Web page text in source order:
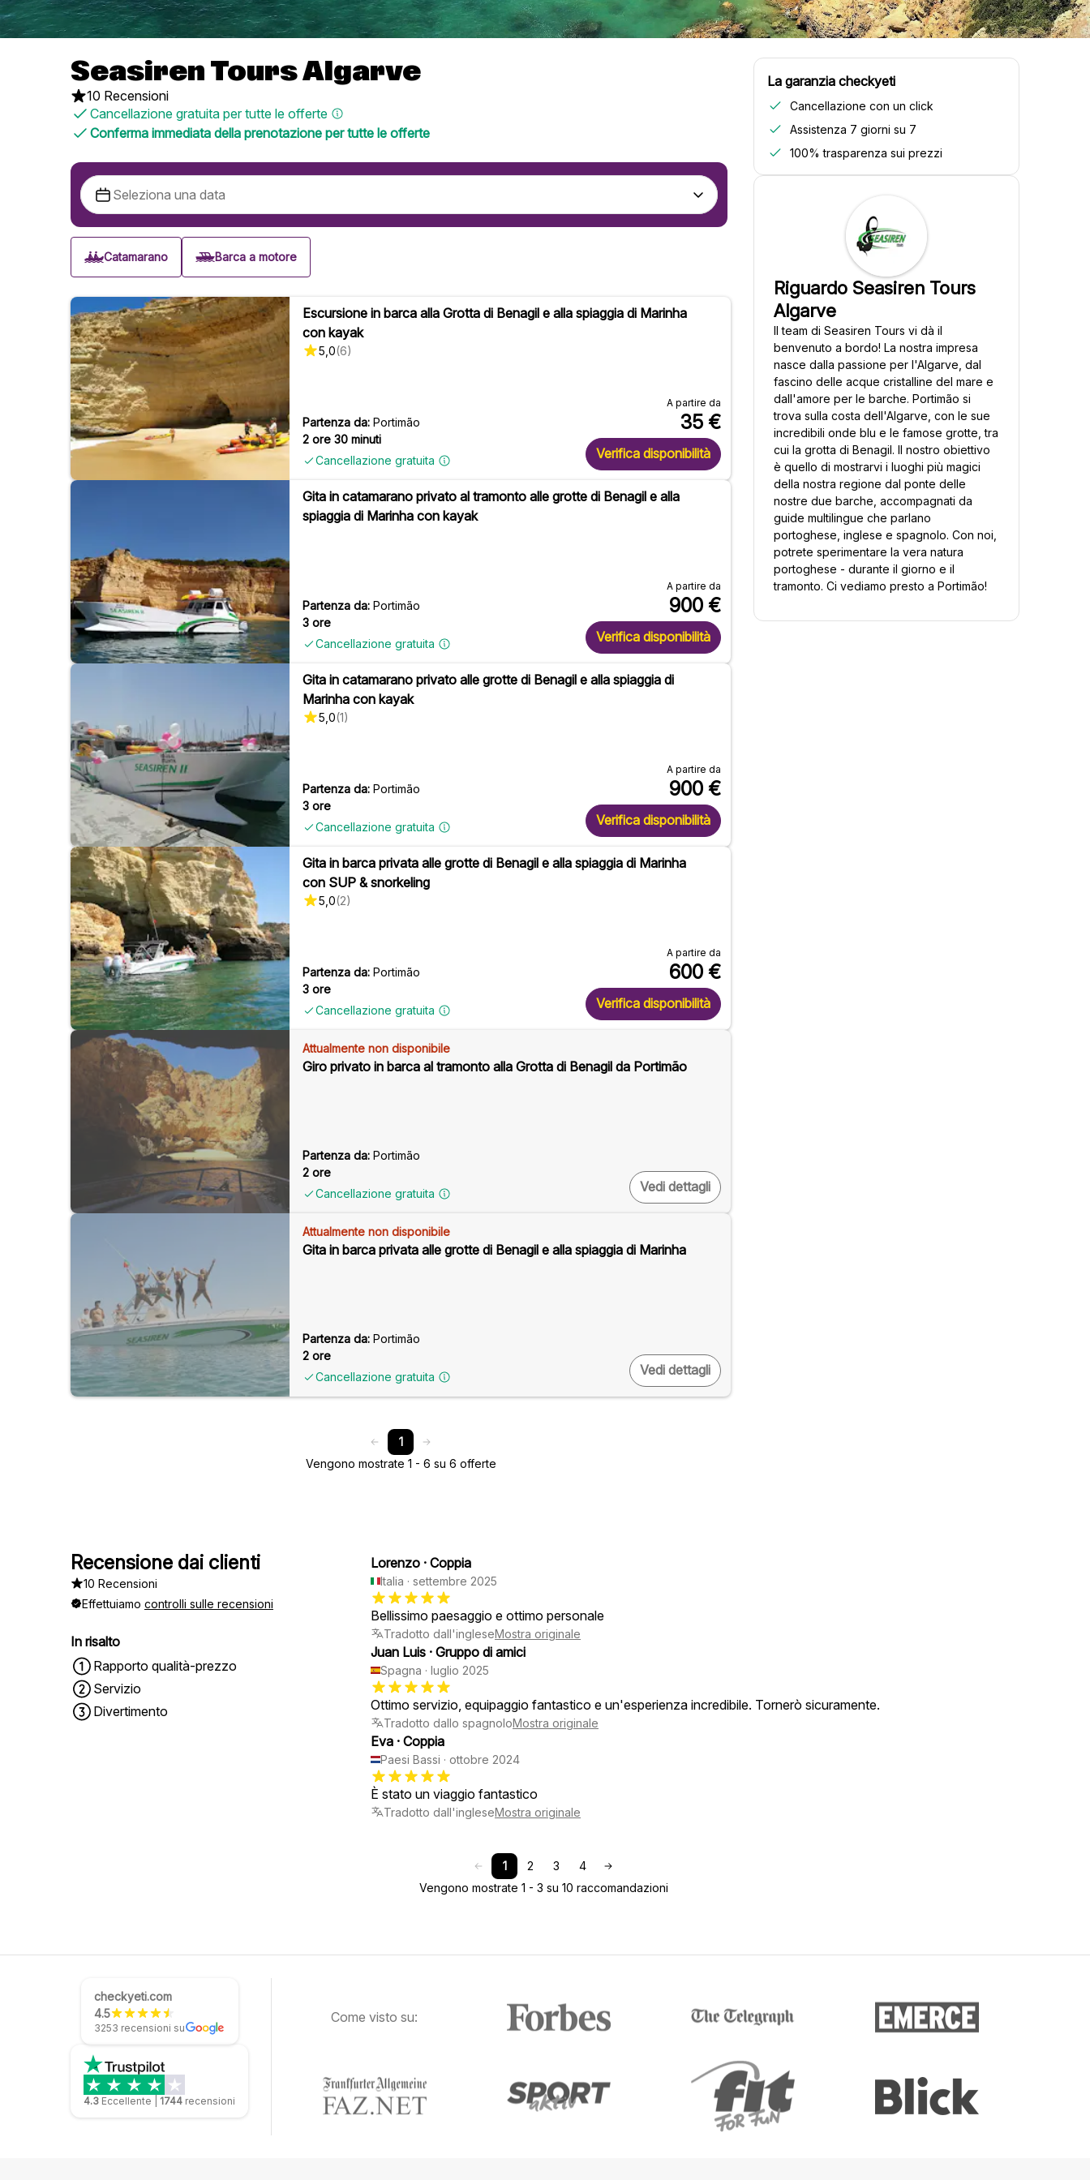
Seasiren Tours Algarve
10 Recensioni
Cancellazione gratuita per tutte le offerte
Conferma immediata della prenotazione per tutte le offerte
Catamarano Barca a motore
Escursione in barca alla Grotta di Benagil e alla spiaggia di Marinha
con kayak
5,0(6)
Partenza da: Portimão
2 ore 30 minuti
Cancellazione gratuita
A partire da
35 €
Verifica disponibilità
Gita in catamarano privato al tramonto alle grotte di Benagil e alla
spiaggia di Marinha con kayak
Partenza da: Portimão
3 ore
Cancellazione gratuita
A partire da
900 €
Verifica disponibilità
Gita in catamarano privato alle grotte di Benagil e alla spiaggia di
Marinha con kayak
5,0(1)
Partenza da: Portimão
3 ore
Cancellazione gratuita
A partire da
900 €
Verifica disponibilità
Gita in barca privata alle grotte di Benagil e alla spiaggia di Marinha
con SUP & snorkeling
5,0(2)
Partenza da: Portimão
3 ore
Cancellazione gratuita
A partire da
600 €
Verifica disponibilità
Attualmente non disponibile
Giro privato in barca al tramonto alla Grotta di Benagil da Portimão
Partenza da: Portimão
2 ore
Cancellazione gratuita
Vedi dettagli
Attualmente non disponibile
Gita in barca privata alle grotte di Benagil e alla spiaggia di Marinha
Partenza da: Portimão
2 ore
Cancellazione gratuita
Vedi dettagli
1
Vengono mostrate 1 - 6 su 6 offerte
La garanzia checkyeti
Cancellazione con un click
Assistenza 7 giorni su 7
100% trasparenza sui prezzi
Riguardo Seasiren Tours
Algarve
Il team di Seasiren Tours vi dà il
benvenuto a bordo! La nostra impresa
nasce dalla passione per l'Algarve, dal
fascino delle acque cristalline del mare e
dall'amore per le barche. Portimão si
trova sulla costa dell'Algarve, con le sue
incredibili onde blu e le famose grotte, tra
cui la grotta di Benagil. Il nostro obiettivo
è quello di mostrarvi i luoghi più magici
della nostra regione dal ponte delle
nostre due barche, accompagnati da
guide multilingue che parlano
portoghese, inglese e spagnolo. Con noi,
potrete sperimentare la vera natura
portoghese - durante il giorno e il
tramonto. Ci vediamo presto a Portimão!
Recensione dai clienti
10 Recensioni
Effettuiamo controlli sulle recensioni
In risalto
Rapporto qualità-prezzo
Servizio
Divertimento
Lorenzo · Coppia
Italia · settembre 2025
Bellissimo paesaggio e ottimo personale
Tradotto dall'ingleseMostra originale
Juan Luis · Gruppo di amici
Spagna · luglio 2025
Ottimo servizio, equipaggio fantastico e un'esperienza incredibile. Tornerò sicuramente.
Tradotto dallo spagnoloMostra originale
Eva · Coppia
Paesi Bassi · ottobre 2024
È stato un viaggio fantastico
Tradotto dall'ingleseMostra originale
1 2 3
4
Vengono mostrate 1 - 3 su 10 raccomandazioni
checkyeti.com
4.5
3253 recensioni su
4.3 Eccellente 1744 recensioni
Come visto su: